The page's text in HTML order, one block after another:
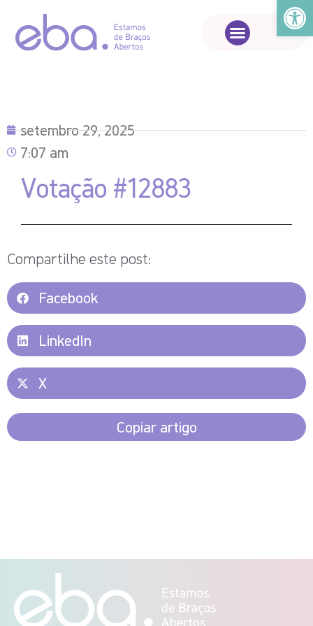
Abrir
setembro 29, 2025
7:07 am
Votação #12883
Compartilhe este post:
Facebook
LinkedIn
X
Copiar artigo